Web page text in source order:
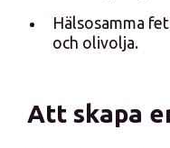
Hälsosamma
och olivolja.
Att skapa